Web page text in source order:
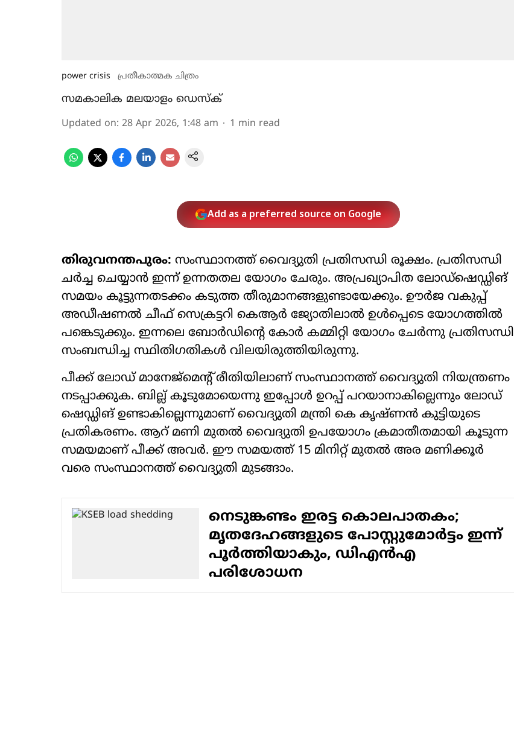
power crisis പ്രതീകാത്മക ചിത്രം
സമകാലിക മലയാളം ഡെസ്ക്
Updated on: 28 Apr 2026, 1:48 am 1 min read
Add as a preferred source on Google
തിരുവനന്തപുരം: സംസ്ഥാനത്ത് വൈദ്യുതി പ്രതിസന്ധി രൂക്ഷം. പ്രതിസന്ധി
ചർച്ച ചെയ്യാൻ ഇന്ന് ഉന്നതതല യോ​ഗം ചേരും. അപ്രഖ്യാപിത ലോഡ്ഷെഡ്ഡിങ്
സമയം കൂട്ടുന്നതടക്കം കടുത്ത തീരുമാനങ്ങളുണ്ടായേക്കും. ഊർജ വകുപ്പ്
അഡീഷണൽ ചീഫ് സെക്രട്ടറി കെആർ ജ്യോതിലാൽ ഉൾപ്പെടെ യോ​ഗത്തിൽ
പങ്കെടുക്കും. ഇന്നലെ ബോർ‍ഡിന്റെ കോർ കമ്മിറ്റി യോ​ഗം ചേർന്നു പ്രതിസന്ധി
സംബന്ധിച്ച സ്ഥിതി​ഗതികൾ വിലയിരുത്തിയിരുന്നു.
പീക്ക് ലോഡ് മാനേജ്മെന്റ് രീതിയിലാണ് സംസ്ഥാനത്ത് വൈദ്യുതി നിയന്ത്രണം
നടപ്പാക്കുക. ബില്ല് കൂടുമോയെന്നു ഇപ്പോൾ ഉറപ്പ് പറയാനാകില്ലെന്നും ലോഡ്
ഷെഡ്ഡിങ് ഉണ്ടാകില്ലെന്നുമാണ് വൈദ്യുതി മന്ത്രി കെ കൃഷ്ണൻ കുട്ടിയുടെ
പ്രതികരണം. ആറ് മണി മുതൽ വൈദ്യുതി ഉപയോ​ഗം ക്രമാതീതമായി കൂടുന്ന
സമയമാണ് പീക്ക് അവർ. ഈ സമയത്ത് 15 മിനിറ്റ് മുതൽ അര മണിക്കൂർ
വരെ സംസ്ഥാനത്ത് വൈദ്യുതി മുടങ്ങാം.
നെടുങ്കണ്ടം ഇരട്ട കൊലപാതകം;
മൃതദേഹങ്ങളുടെ പോസ്റ്റുമോർട്ടം ഇന്ന്
പൂർത്തിയാകും, ഡിഎൻഎ
പരിശോധന